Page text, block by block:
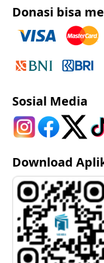
Donasi bisa
Sosial Media
Download